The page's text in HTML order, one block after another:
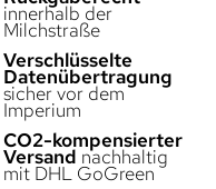
innerhalb der
Milchstraße
Verschlüsselte
Datenübertragung
sicher vor dem
Imperium
CO2-kompensierter
Versand nachhaltig
mit DHL GoGreen